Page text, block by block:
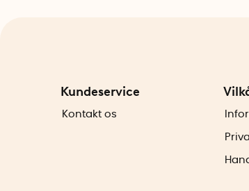
Kundeservice
Kontakt os